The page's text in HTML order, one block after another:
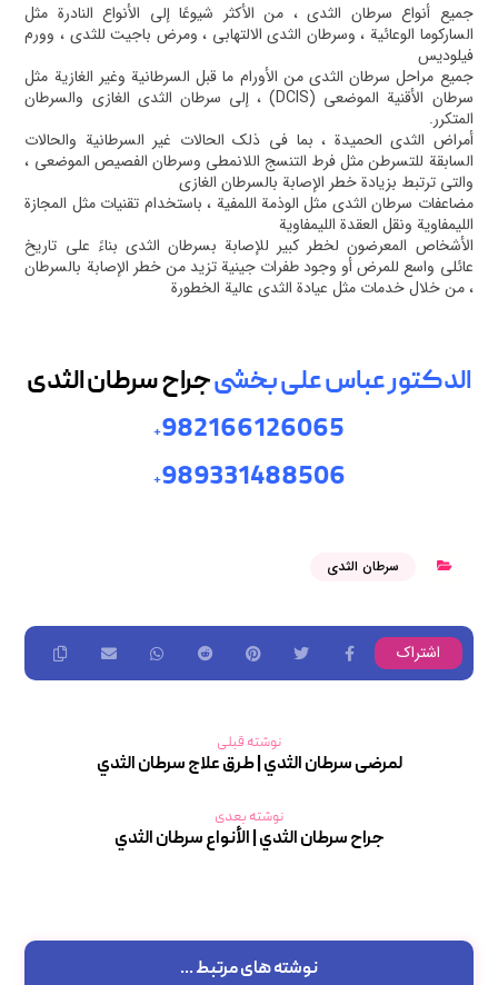
جميع أنواع سرطان الثدي ، من الأكثر شيوعًا إلى الأنواع النادرة مثل
الساركوما الوعائية ، وسرطان الثدي الالتهابي ، ومرض باجيت للثدي ، وورم
فيلوديس
جميع مراحل سرطان الثدي من الأورام ما قبل السرطانية وغير الغازية مثل
سرطان الأقنية الموضعي (DCIS) ، إلى سرطان الثدي الغازي والسرطان
المتكرر.
أمراض الثدي الحميدة ، بما في ذلك الحالات غير السرطانية والحالات
السابقة للتسرطن مثل فرط التنسج اللانمطي وسرطان الفصيص الموضعي ،
والتي ترتبط بزيادة خطر الإصابة بالسرطان الغازي
مضاعفات سرطان الثدي مثل الوذمة اللمفية ، باستخدام تقنيات مثل المجازة
الليمفاوية ونقل العقدة الليمفاوية
الأشخاص المعرضون لخطر كبير للإصابة بسرطان الثدي بناءً على تاريخ
عائلي واسع للمرض أو وجود طفرات جينية تزيد من خطر الإصابة بالسرطان
، من خلال خدمات مثل عيادة الثدي عالية الخطورة
الدکتور عباس علی بخشیجراح سرطان الثدی
982166126065
+
989331488506
+
سرطان الثدي
نوشته قبلی
لمرضى سرطان الثدي | طرق علاج سرطان الثدي
نوشته بعدی
جراح سرطان الثدي | الأنواع سرطان الثدي
نوشته های مرتبط ...